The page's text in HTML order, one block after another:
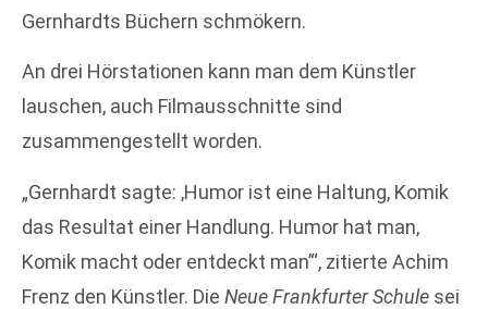
Gernhardts Büchern schmökern.
An drei Hörstationen kann man dem Künstler
lauschen, auch Filmausschnitte sind
zusammengestellt worden.
„Gernhardt sagte: ‚Humor ist eine Haltung, Komik
das Resultat einer Handlung. Humor hat man,
Komik macht oder entdeckt man’“, zitierte Achim
Frenz den Künstler. Die Neue Frankfurter Schule sei